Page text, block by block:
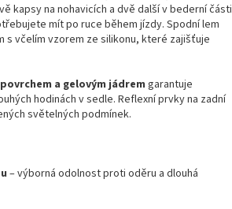
kapsyna nohavicích a dvě dalšívbederníčásti
mítpo ruce během jízdy. Spodnílem
s včelím vzorem ze silikonu, které zajišťuje
povrchem a gelovým jádrem garantuje
hodinách vsedle. Reflexníprvkyna zadní
světelných podmínek.
–výborná odolnostproti oděru a dlouhá